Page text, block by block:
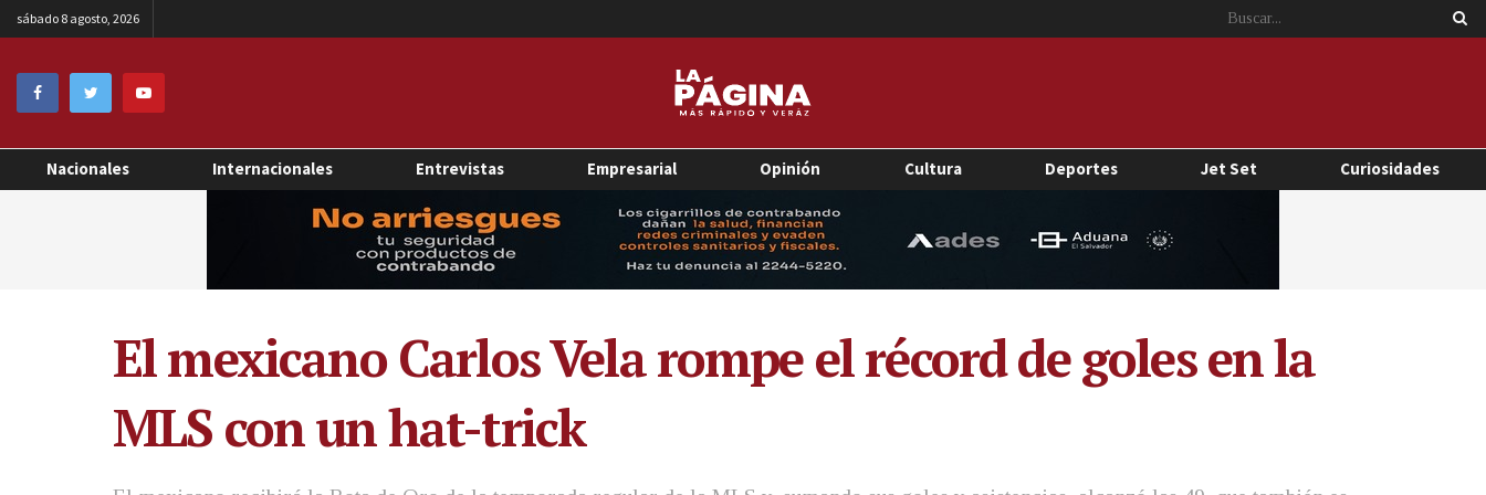
sábado 8 agosto, 2026
Nacionales Internacionales Entrevistas Empresarial Opinión Cultura Deportes Jet Set Curiosidades
El mexicano Carlos Vela rompe el récord de goles en la
MLS con un hat-trick